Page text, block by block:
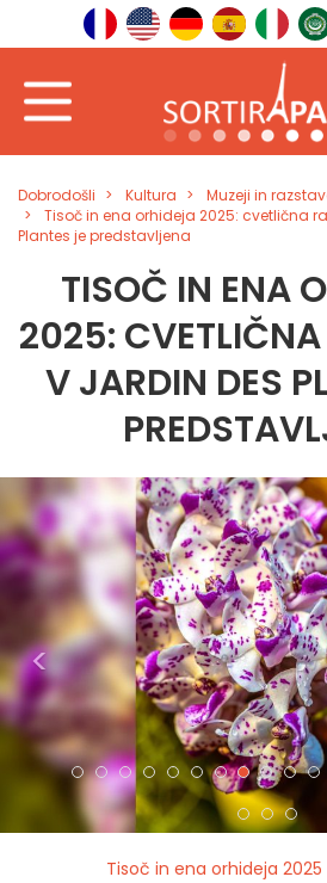
Dobrodošli Kultura
Muzeji in
Tisoč in ena orhideja 2025: cvetlična
Plantes je predstavljena
TISOČ IN ENA
2025:
V JARDIN DES
<
Tisoč in ena orhideja